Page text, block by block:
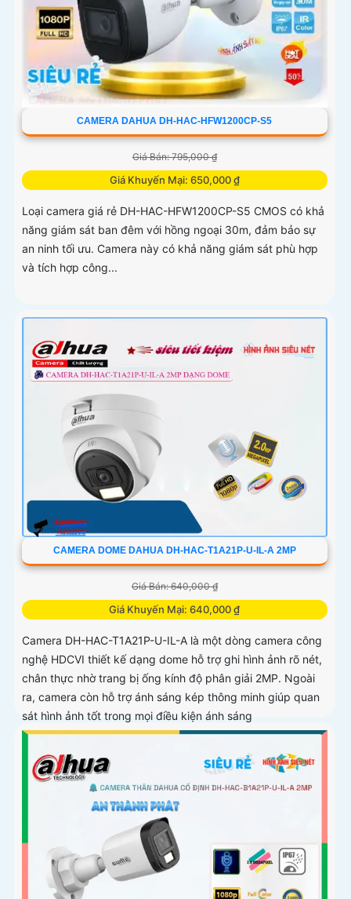
CAMERA DAHUA DH-HAC-HFW1200CP-S5
Giá Bán: 795,000 ₫
Giá Khuyến Mại: 650,000 ₫
Loại camera giá rẻ DH-HAC-HFW1200CP-S5 CMOS có khả
năng giám sát ban đêm với hồng ngoại 30m, đảm bảo sự
an ninh tối ưu. Camera này có khả năng giám sát phù hợp
và tích hợp công...
CAMERA DOME DAHUA DH-HAC-T1A21P-U-IL-A 2MP
Giá Bán: 640,000 ₫
Giá Khuyến Mại: 640,000 ₫
Camera DH-HAC-T1A21P-U-IL-A là một dòng camera công
nghệ HDCVI thiết kế dạng dome hỗ trợ ghi hình ảnh rõ nét,
chân thực nhờ trang bị ống kính độ phân giải 2MP. Ngoài
ra, camera còn hỗ trợ ánh sáng kép thông minh giúp quan
sát hình ảnh tốt trong mọi điều kiện ánh sáng